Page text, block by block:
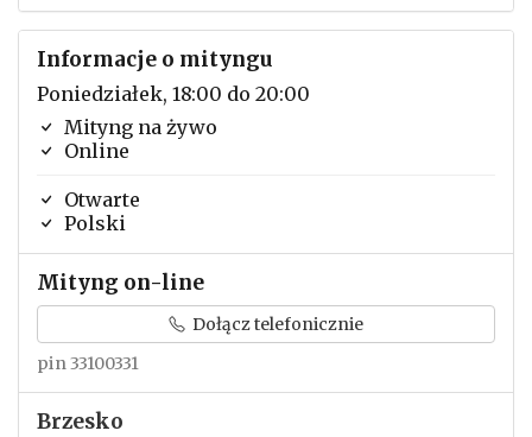
Informacje o mityngu
Poniedziałek, 18:00 do 20:00
Mityng na żywo
Online
Otwarte
Polski
Mityng on-line
Dołącz telefonicznie
pin 33100331
Brzesko